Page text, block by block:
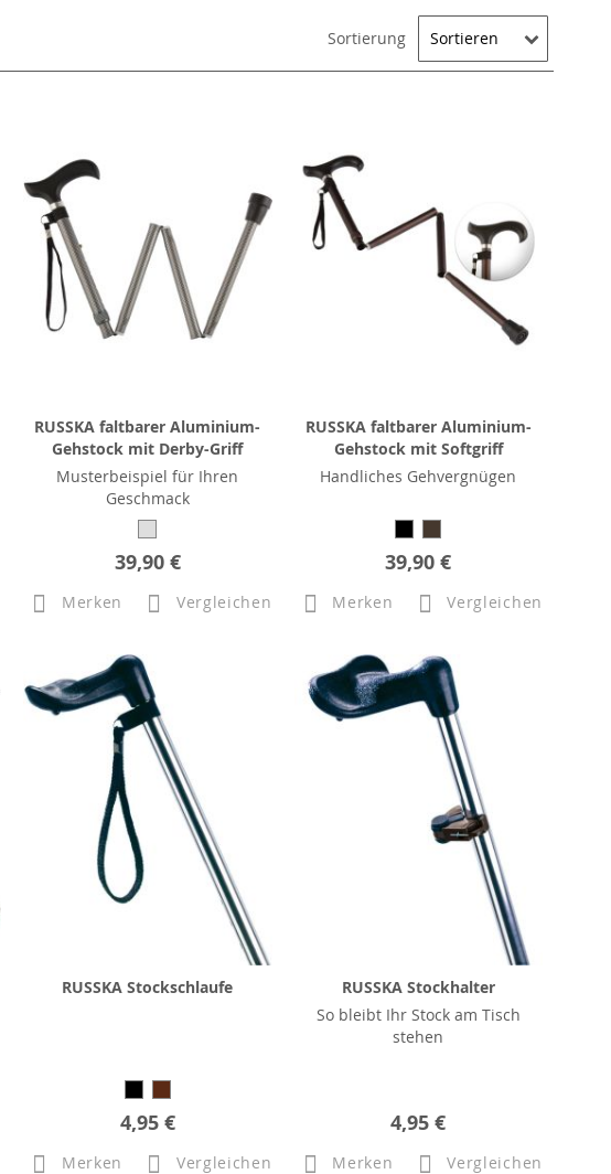
Sortierung
RUSSKA faltbarer Aluminium-
Gehstock mit Derby-Griff
Musterbeispiel für Ihren
Geschmack
39,90 €
Merken Vergleichen
RUSSKA faltbarer Aluminium-
Gehstock mit Softgriff
Handliches Gehvergnügen
39,90 €
Merken Vergleichen
RUSSKA Stockschlaufe
4,95 €
Merken Vergleichen
RUSSKA Stockhalter
So bleibt Ihr Stock am Tisch
stehen
4,95 €
Merken Vergleichen